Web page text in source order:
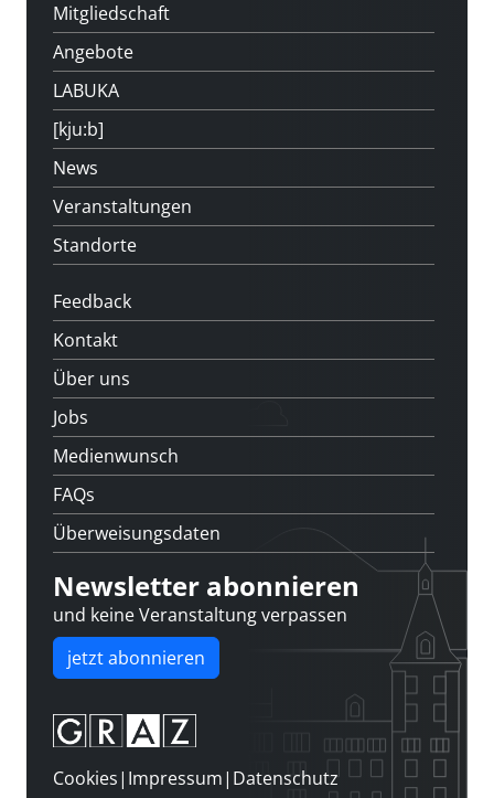
Mitgliedschaft
Angebote
LABUKA
[kju:b]
News
Veranstaltungen
Standorte
Feedback
Kontakt
Über uns
Jobs
Medienwunsch
FAQs
Überweisungsdaten
Newsletter abonnieren
und keine Veranstaltung verpassen
jetzt abonnieren
Cookies| Impressum| Datenschutz